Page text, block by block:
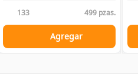
133 499 pzas.
Agregar